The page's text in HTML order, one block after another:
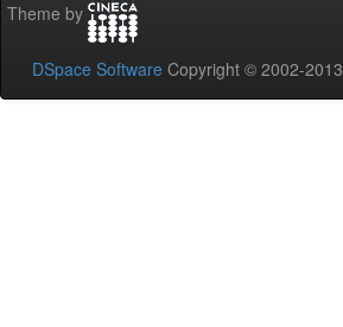
Theme by
DSpace Software Copyright © 2002-2013